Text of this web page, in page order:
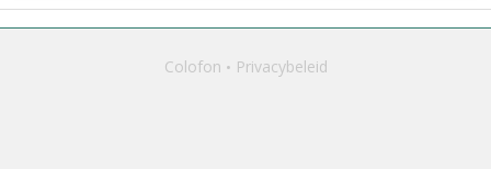
Colofon Privacybeleid